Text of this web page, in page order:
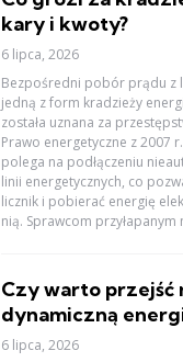
kary i kwoty?
6 lipca, 2026
Bezpośredni pobór prądu z
jedną z form kradzieży
została uznana za
Prawo energetyczne z 2007
polega na podłączeniu
linii energetycznych, co
licznik i pobierać energię
nią. Sprawcom przyłapanym
Czy warto przejść
dynamiczną
6 lipca, 2026